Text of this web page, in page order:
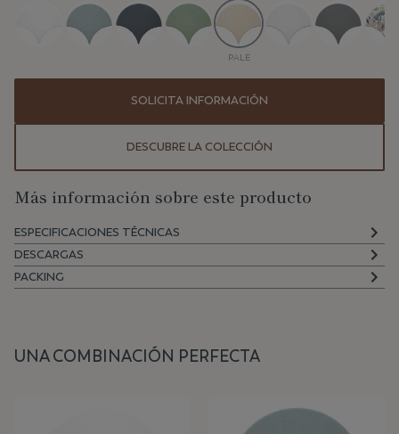
PALE
SOLICITA INFORMACIÓN
DESCUBRE LA COLECCIÓN
Más información sobre este producto
ESPECIFICACIONES TÉCNICAS
DESCARGAS
PACKING
UNA COMBINACIÓN PERFECTA